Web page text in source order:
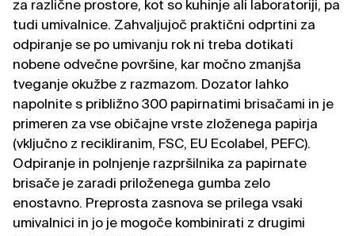
za različne prostore, kot so kuhinje ali laboratoriji, pa
tudi umivalnice. Zahvaljujoč praktični odprtini za
odpiranje se po umivanju rok ni treba dotikati
nobene odvečne površine, kar močno zmanjša
tveganje okužbe z razmazom. Dozator lahko
napolnite s približno 300 papirnatimi brisačami in je
primeren za vse običajne vrste zloženega papirja
(vključno z recikliranim, FSC, EU Ecolabel, PEFC).
Odpiranje in polnjenje razpršilnika za papirnate
brisače je zaradi priloženega gumba zelo
enostavno. Preprosta zasnova se prilega vsaki
umivalnici in jo je mogoče kombinirati z drugimi